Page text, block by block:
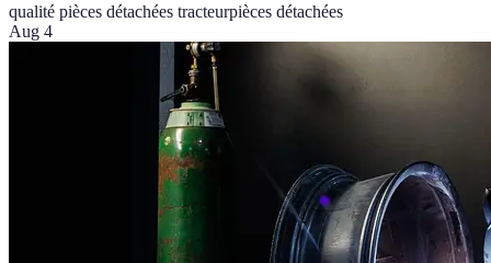
qualité pièces détachées tracteurpièces détachées
Aug 4